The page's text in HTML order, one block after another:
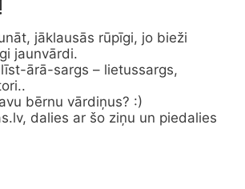
jāklausās rūpīgi, jo bieži
jaunvārdi.
ārā-sargs – lietussargs,
bērnu vārdiņus? :)
, dalies ar šo ziņu un piedalies